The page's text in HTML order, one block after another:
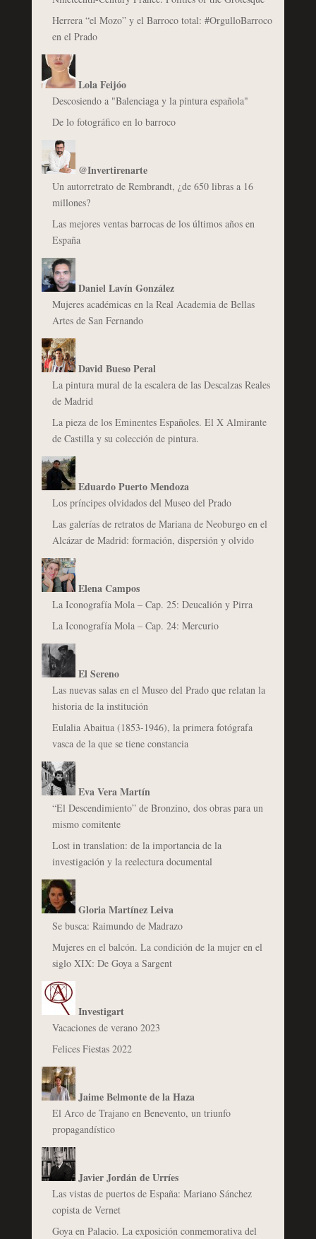
Herrera “el Mozo” y el Barroco total: #OrgulloBarroco
en el Prado
Lola Feijóo
Descosiendo a "Balenciaga y la pintura española"
De lo fotográfico en lo barroco
@Invertirenarte
Un autorretrato de Rembrandt, ¿de 650 libras a 16
millones?
Las mejores ventas barrocas de los últimos años en
España
Daniel Lavín González
Mujeres académicas en la Real Academia de Bellas
Artes de San Fernando
David Bueso Peral
La pintura mural de la escalera de las Descalzas Reales
de Madrid
La pieza de los Eminentes Españoles. El X Almirante
de Castilla y su colección de pintura.
Eduardo Puerto Mendoza
Los príncipes olvidados del Museo del Prado
Las galerías de retratos de Mariana de Neoburgo en el
Alcázar de Madrid: formación, dispersión y olvido
Elena Campos
La Iconografía Mola – Cap. 25: Deucalión y Pirra
La Iconografía Mola – Cap. 24: Mercurio
El Sereno
Las nuevas salas en el Museo del Prado que relatan la
historia de la institución
Eulalia Abaitua (1853-1946), la primera fotógrafa
vasca de la que se tiene constancia
Eva Vera Martín
“El Descendimiento” de Bronzino, dos obras para un
mismo comitente
Lost in translation: de la importancia de la
investigación y la reelectura documental
Gloria Martínez Leiva
Se busca: Raimundo de Madrazo
Mujeres en el balcón. La condición de la mujer en el
siglo XIX: De Goya a Sargent
Investigart
Vacaciones de verano 2023
Felices Fiestas 2022
Jaime Belmonte de la Haza
El Arco de Trajano en Benevento, un triunfo
propagandístico
Javier Jordán de Urríes
Las vistas de puertos de España: Mariano Sánchez
copista de Vernet
Goya en Palacio. La exposición conmemorativa del